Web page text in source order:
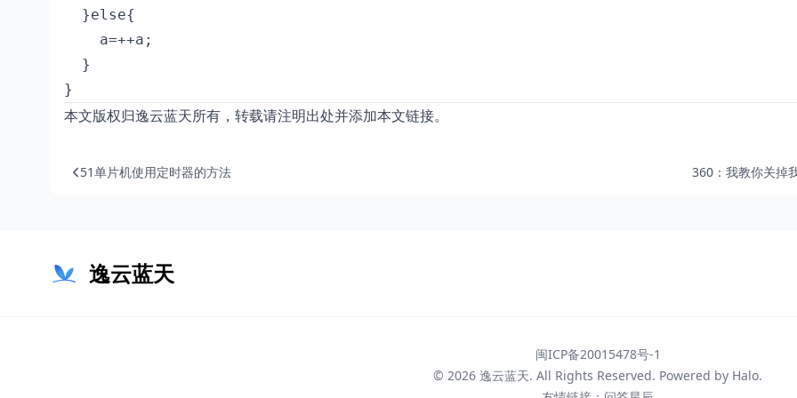
  }else{
    a=++a;
  }
}
本文版权归逸云蓝天所有，转载请注明出处并添加本文链接。
51单片机使用定时器的方法 360：我教你关掉
逸云蓝天
闽ICP备20015478号-1
© 2026 逸云蓝天. All Rights Reserved. Powered by Halo.